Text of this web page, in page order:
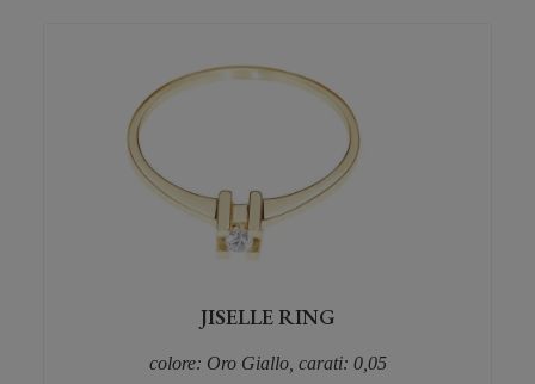
JISELLE RING
colore: Oro Giallo, carati: 0,05